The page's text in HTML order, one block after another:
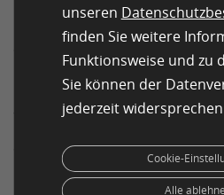
Mobile App-Testing, Website-
Software-Testing. Über Online-
Plattformen können Sie
Crowd verteilen, um Bugs,
andere potenzielle Probleme
So profitieren Entwickler vom
Vielfältige Tests:
unseren
finden Sie weitere
Funktionsweise und zu
Sie können der
jederzeit
Alle
Cookie-